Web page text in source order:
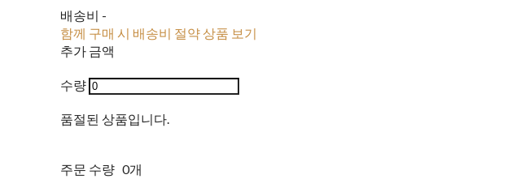
배송비 -
함께 구매 시 배송비 절약 상품 보기
추가 금액
수량
품절된 상품입니다.
주문 수량 0개